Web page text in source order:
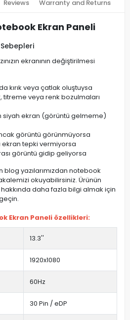
Reviews Warranty and Returns
Ekran Paneli
ekranının değiştirilmesi
kırık veya çatlak oluştuysa
titreme veya renk bozulmaları
siyah ekran (görüntü gelmeme)
görüntü görünmüyorsa
ekran tepki vermiyorsa
görüntü gidip geliyorsa
blog yazılarımızdan notebook
okuyabilirsiniz. Ürünün
daha fazla bilgi almak için
Ekran Paneli özellikleri:
13.3''
1920x1080
60Hz
30 Pin / eDP